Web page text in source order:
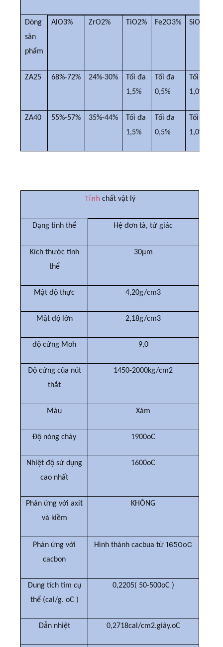
Dòng
sản
phẩm
AlO3% ZrO2% TiO2% Fe2O3% SiO2%
ZA25 68%-72% 24%-30%
Tối đa
1,5%
Tối đa
0,5%
Tối đa
1,0%
ZA40 55%-57% 35%-44%
Tối đa
1,5%
Tối đa
0,5%
Tối đa
1,0%
Tính chất vật lý
Dạng tinh thể Hệ đơn tà, tứ giác
Kích thước tinh
thể
30μm
Mật độ thực 4,20g/cm3
Mật độ lớn 2,18g/cm3
độ cứng Moh 9,0
Độ cứng của nút
thắt
1450-2000kg/cm2
Màu Xám
Độ nóng chảy 1900oC
Nhiệt độ sử dụng
cao nhất
1600oC
Phản ứng với axit
và kiềm
KHÔNG
Phản ứng với
cacbon
Hình thành cacbua từ 1650oC
Dung tích tim cụ
thể (cal/g. oC )
0,2205( 50-500oC )
Dẫn nhiệt 0,2718cal/cm2.giây.oC